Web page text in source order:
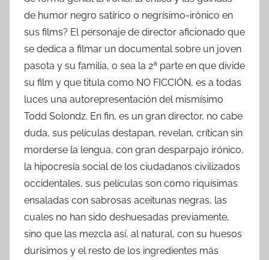
de humor negro satírico o negrísimo-irónico en
sus films? El personaje de director aficionado que
se dedica a filmar un documental sobre un joven
pasota y su familia, o sea la 2ª parte en que divide
su film y que titula como NO FICCIÓN, es a todas
luces una autorepresentación del mismísimo
Todd Solondz. En fin, es un gran director, no cabe
duda, sus películas destapan, revelan, crítican sin
morderse la lengua, con gran desparpajo irónico,
la hipocresía social de los ciudadanos civilizados
occidentales, sus películas son como riquísimas
ensaladas con sabrosas aceitunas negras, las
cuales no han sido deshuesadas previamente,
sino que las mezcla así, al natural, con su huesos
durísimos y el resto de los ingredientes más